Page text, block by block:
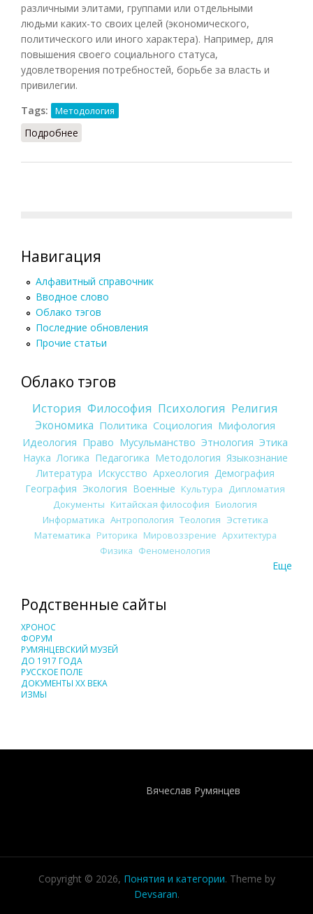
различными элитами, группами или отдельными
людьми каких-то своих целей (экономического,
политического или иного характера). Например, для
повышения своего социального статуса,
удовлетворения потребностей, борьбе за власть и
привилегии.
Tags:
Методология
Подробнее
Навигация
Алфавитный справочник
Вводное слово
Облако тэгов
Последние обновления
Прочие статьи
Облако тэгов
История Философия Психология Религия
Экономика Политика Социология Мифология
Идеология Право Мусульманство Этнология Этика
Наука Логика Педагогика Методология Языкознание
Литература Искусство Археология Демография
География Экология Военные Культура
Дипломатия
Документы Китайская философия Биология
Информатика Антропология Теология Эстетика
Математика Риторика Мировоззрение Архитектура
Физика Феноменология
Еще
Родственные сайты
ХРОНОС
ФОРУМ
РУМЯНЦЕВСКИЙ МУЗЕЙ
ДО 1917 ГОДА
РУССКОЕ ПОЛЕ
ДОКУМЕНТЫ XX ВЕКА
ИЗМЫ
Вячеслав Румянцев
Copyright © 2026, Понятия и категории. Theme by
Devsaran.